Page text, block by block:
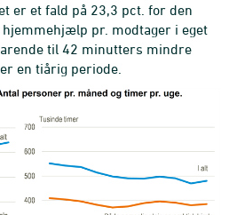
er et fald på 23,3 pct. for den
pr. modtager i eget
til 42 minutters mindre
en tiårig periode.